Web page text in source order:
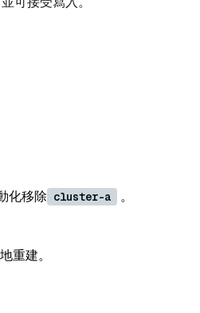
化移除 cluster-a
。
重建。